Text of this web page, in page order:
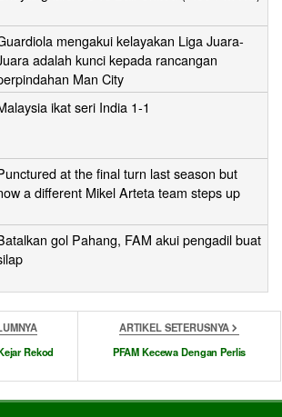
mengakui kelayakan Liga Juara-
adalah kunci kepada rancangan
Man City
ikat seri India 1-1
at the final turn last season but
a different Mikel Arteta team steps up
gol Pahang, FAM akui pengadil buat
Rekod
ARTIKEL SETERUSNYA
PFAM Kecewa Dengan Perlis